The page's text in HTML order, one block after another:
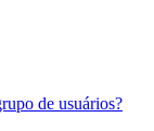
de usuários?